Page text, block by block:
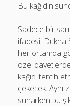
Bu kağıdın
Sadece bir
ifadesi! Dukha
her ortamda
özel
kağıdı tercih
çekecek. Aynı
sunarken bu